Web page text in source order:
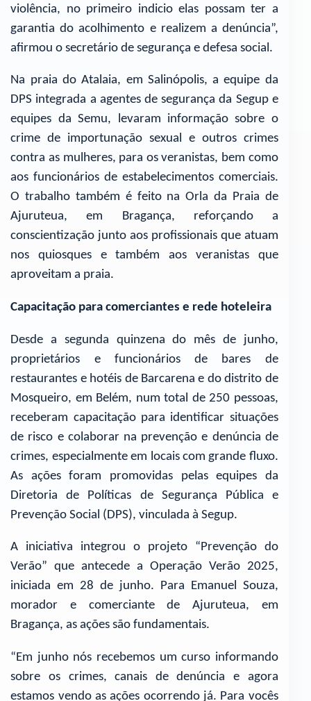
violência, no primeiro indicio elas possam ter a
garantia do acolhimento e realizem a denúncia”,
afirmou o secretário de segurança e defesa social.
Na praia do Atalaia, em Salinópolis, a equipe da
DPS integrada a agentes de segurança da Segup e
equipes da Semu, levaram informação sobre o
crime de importunação sexual e outros crimes
contra as mulheres, para os veranistas, bem como
aos funcionários de estabelecimentos comerciais.
O trabalho também é feito na Orla da Praia de
Ajuruteua, em Bragança, reforçando a
conscientização junto aos profissionais que atuam
nos quiosques e também aos veranistas que
aproveitam a praia.
Capacitação para comerciantes e rede hoteleira
Desde a segunda quinzena do mês de junho,
proprietários e funcionários de bares de
restaurantes e hotéis de Barcarena e do distrito de
Mosqueiro, em Belém, num total de 250 pessoas,
receberam capacitação para identificar situações
de risco e colaborar na prevenção e denúncia de
crimes, especialmente em locais com grande fluxo.
As ações foram promovidas pelas equipes da
Diretoria de Políticas de Segurança Pública e
Prevenção Social (DPS), vinculada à Segup.
A iniciativa integrou o projeto “Prevenção do
Verão” que antecede a Operação Verão 2025,
iniciada em 28 de junho. Para Emanuel Souza,
morador e comerciante de Ajuruteua, em
Bragança, as ações são fundamentais.
“Em junho nós recebemos um curso informando
sobre os crimes, canais de denúncia e agora
estamos vendo as ações ocorrendo já. Para vocês